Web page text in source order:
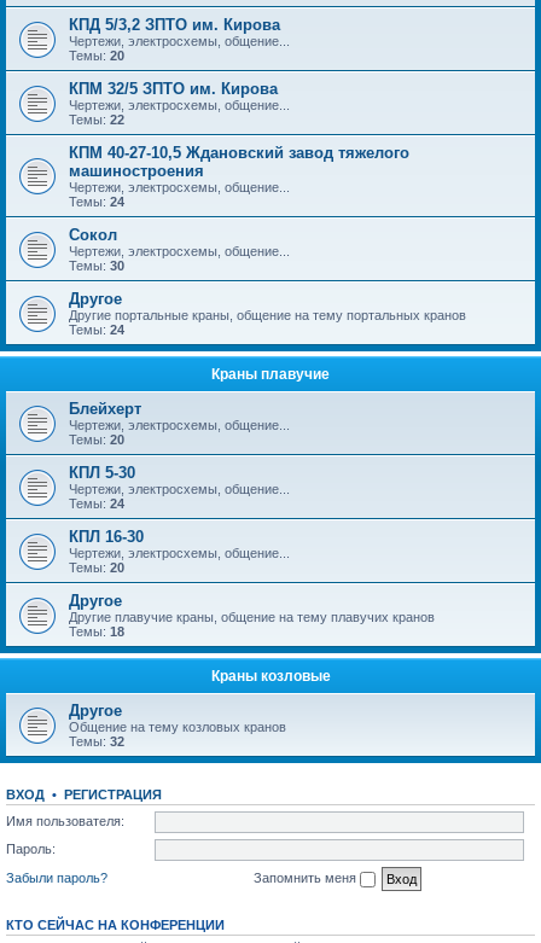
КПД 5/3,2 ЗПТО им. Кирова
Чертежи, электросхемы, общение...
Темы: 20
КПМ 32/5 ЗПТО им. Кирова
Чертежи, электросхемы, общение...
Темы: 22
КПМ 40-27-10,5 Ждановский завод тяжелого
машиностроения
Чертежи, электросхемы, общение...
Темы: 24
Сокол
Чертежи, электросхемы, общение...
Темы: 30
Другое
Другие портальные краны, общение на тему портальных кранов
Темы: 24
Краны плавучие
Блейхерт
Чертежи, электросхемы, общение...
Темы: 20
КПЛ 5-30
Чертежи, электросхемы, общение...
Темы: 24
КПЛ 16-30
Чертежи, электросхемы, общение...
Темы: 20
Другое
Другие плавучие краны, общение на тему плавучих кранов
Темы: 18
Краны козловые
Другое
Общение на тему козловых кранов
Темы: 32
ВХОД • РЕГИСТРАЦИЯ
Имя пользователя:
Пароль:
Забыли пароль?
Запомнить меня
КТО СЕЙЧАС НА КОНФЕРЕНЦИИ